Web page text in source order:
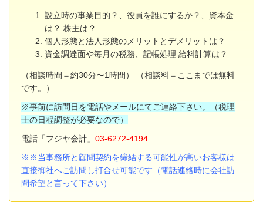
設立時の事業目的？、役員を誰にするか？、資本金
は？ 株主は？
個人形態と法人形態のメリットとデメリットは？
資金調達面や毎月の税務、記帳処理 給料計算は？
（相談時間＝約30分〜1時間） （相談料＝ここまでは無料
です。）
※事前に訪問日を電話やメールにてご連絡下さい。（税理
士の日程調整が必要なので）
電話「フジヤ会計」 03-6272-4194
※※当事務所と顧問契約を締結する可能性が高いお客様は
直接御社へご訪問し打合せ可能です（電話連絡時に会社訪
問希望と言って下さい）